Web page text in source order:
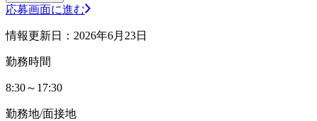
応募画面に進む
情報更新日：2026年6月23日
勤務時間
8:30～17:30
勤務地/面接地